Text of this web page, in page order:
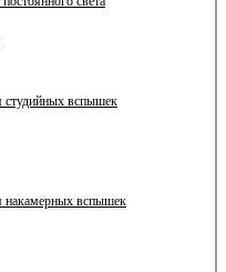
студийных вспышек
накамерных вспышек